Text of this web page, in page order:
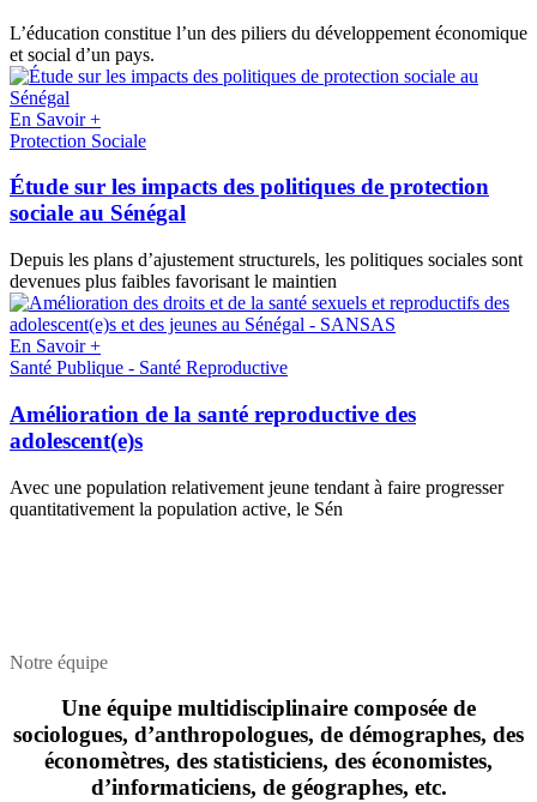
L’éducation constitue l’un des piliers du développement économique
et social d’un pays.
En Savoir +
Protection Sociale
Étude sur les impacts des politiques de protection
sociale au Sénégal
Depuis les plans d’ajustement structurels, les politiques sociales sont
devenues plus faibles favorisant le maintien
En Savoir +
Santé Publique - Santé Reproductive
Amélioration de la santé reproductive des
adolescent(e)s
Avec une population relativement jeune tendant à faire progresser
quantitativement la population active, le Sén
Notre équipe
Une équipe multidisciplinaire composée de
sociologues, d’anthropologues, de démographes, des
économètres, des statisticiens, des économistes,
d’informaticiens, de géographes, etc.